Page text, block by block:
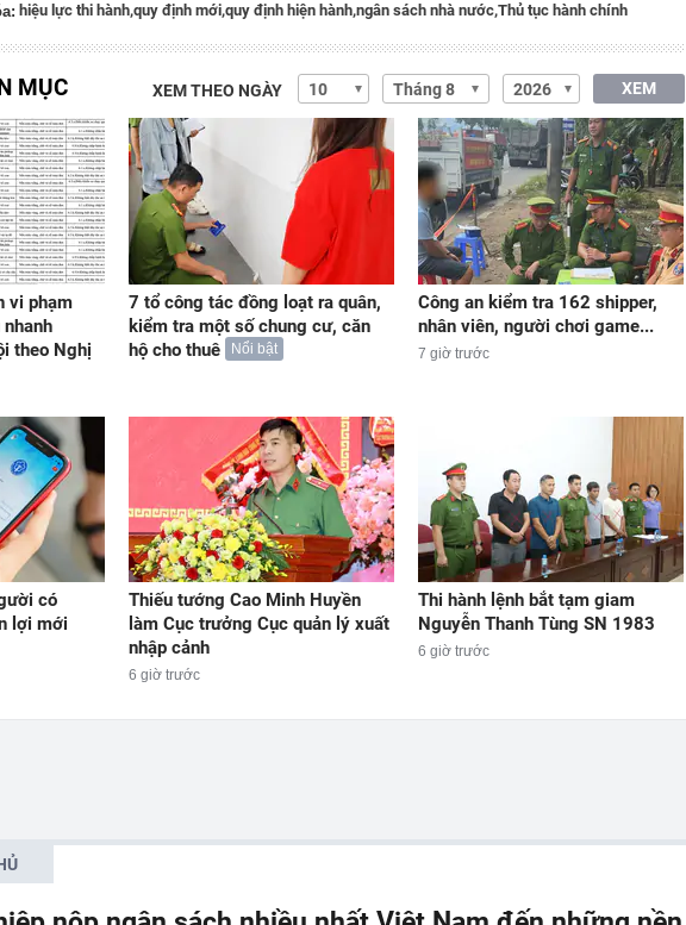
hiệu lực thi hành,quy định mới,quy định hiện hành,ngân sách nhà nước,Thủ tục hành chính
MỤC XEM THEO NGÀY XEM
vi phạm
theo Nghị
7 tổ công tác đồng loạt ra quân,
kiểm tra một số chung cư, căn
hộ cho thuê
Nổi bật
Công an kiểm tra 162 shipper,
nhân viên, người chơi game...
7 giờ trước
có
lợi mới
Thiếu tướng Cao Minh Huyền
làm Cục trưởng Cục quản lý xuất
nhập cảnh
6 giờ trước
Thi hành lệnh bắt tạm giam
Nguyễn Thanh Tùng SN 1983
6 giờ trước